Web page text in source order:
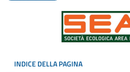
INDICE DELLA PAGINA